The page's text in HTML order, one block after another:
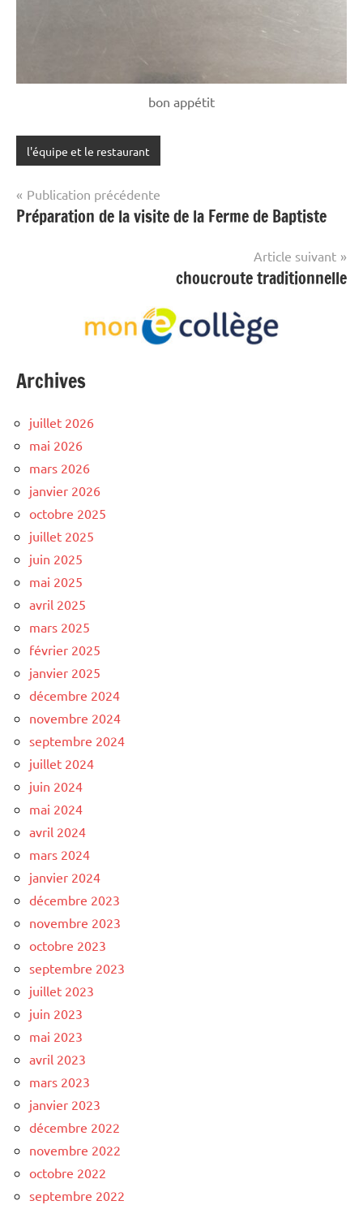
bon appétit
l'équipe et le restaurant
Navigation
de
Publication précédente
Préparation de la visite de la Ferme de Baptiste
Article suivant
choucroute traditionnelle
Archives
juillet 2026
mai 2026
mars 2026
janvier 2026
octobre 2025
juillet 2025
juin 2025
mai 2025
avril 2025
mars 2025
février 2025
janvier 2025
décembre 2024
novembre 2024
septembre 2024
juillet 2024
juin 2024
mai 2024
avril 2024
mars 2024
janvier 2024
décembre 2023
novembre 2023
octobre 2023
septembre 2023
juillet 2023
juin 2023
mai 2023
avril 2023
mars 2023
janvier 2023
décembre 2022
novembre 2022
octobre 2022
septembre 2022